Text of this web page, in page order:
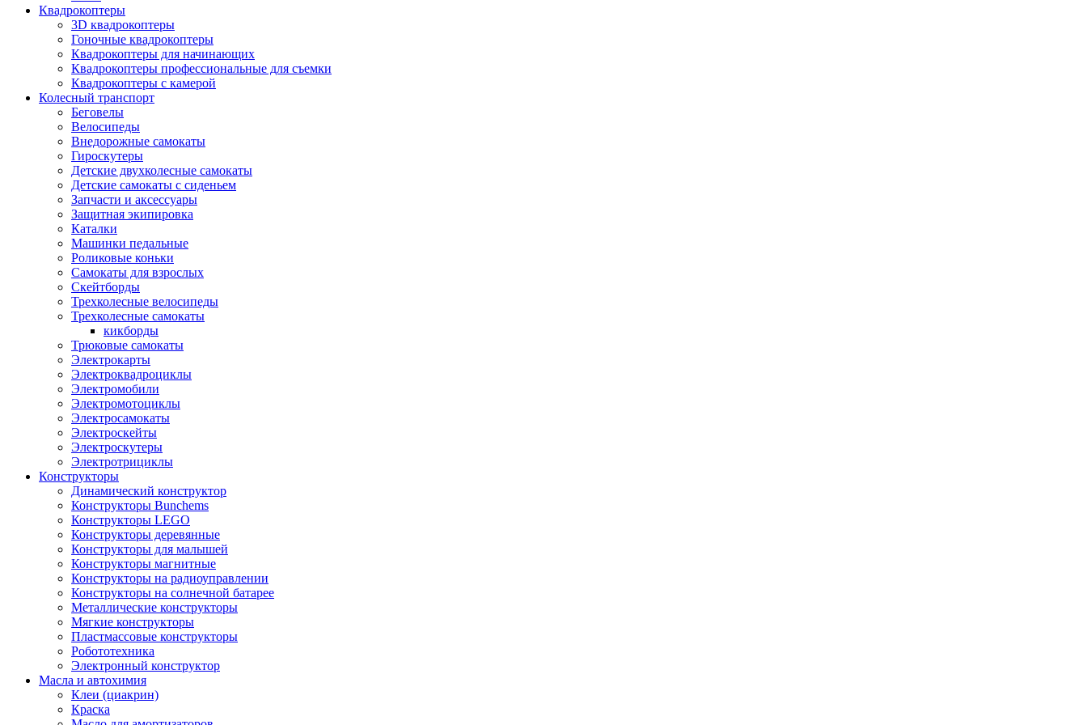
Квадрокоптеры
3D квадрокоптеры
Гоночные квадрокоптеры
Квадрокоптеры для начинающих
Квадрокоптеры профессиональные для съемки
Квадрокоптеры с камерой
Колесный транспорт
Беговелы
Велосипеды
Внедорожные самокаты
Гироскутеры
Детские двухколесные самокаты
Детские самокаты с сиденьем
Запчасти и аксессуары
Защитная экипировка
Каталки
Машинки педальные
Роликовые коньки
Самокаты для взрослых
Скейтборды
Трехколесные велосипеды
Трехколесные самокаты
кикборды
Трюковые самокаты
Электрокарты
Электроквадроциклы
Электромобили
Электромотоциклы
Электросамокаты
Электроскейты
Электроскутеры
Электротрициклы
Конструкторы
Динамический конструктор
Конструкторы Bunchems
Конструкторы LEGO
Конструкторы деревянные
Конструкторы для малышей
Конструкторы магнитные
Конструкторы на радиоуправлении
Конструкторы на солнечной батарее
Металлические конструкторы
Мягкие конструкторы
Пластмассовые конструкторы
Робототехника
Электронный конструктор
Масла и автохимия
Клеи (циакрин)
Краска